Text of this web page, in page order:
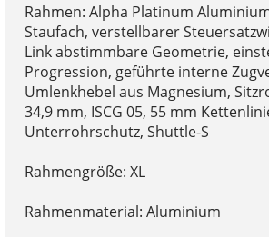
Rahmen: Alpha Platinum
Staufach, verstellbarer
Link abstimmbare Geometrie,
Progression, geführte interne
Umlenkhebel aus Magnesium,
34,9 mm, ISCG 05, 55 mm
Unterrohrschutz, Shuttle-S
Rahmengröße: XL
Rahmenmaterial: Aluminium